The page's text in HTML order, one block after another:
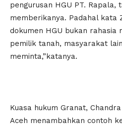
pengurusan HGU PT. Rapala,
memberikanya. Padahal kata
dokumen HGU bukan rahasia
pemilik tanah, masyarakat
meminta,”katanya.
Kuasa hukum Granat,
Aceh menambahkan contoh